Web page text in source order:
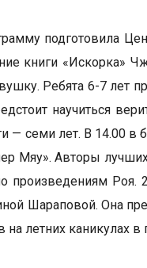
подготовила
книги «Искорка»
Ребята 6-7 лет
научиться
— семи лет. В 14.00 в
Мяу». Авторы
произведениям Роя.
Шараповой. Она
на летних каникулах в